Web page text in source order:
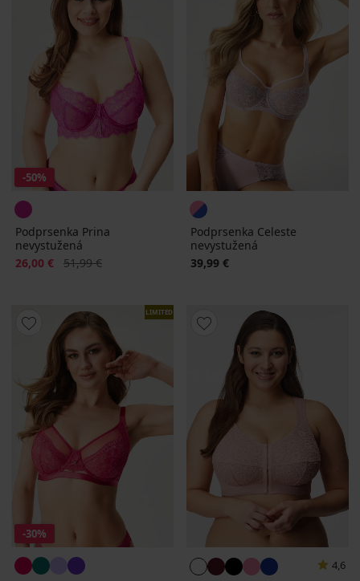
-50%
Podprsenka Prina
nevystužená
Zľava
26,00 € Pôvodná cena
51,99 €
Podprsenka Celeste
nevystužená
39,99 €
LIMITED
-30%
4,6